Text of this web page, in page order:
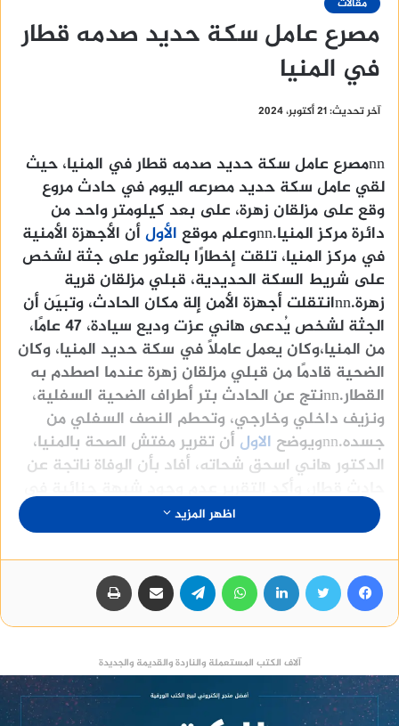
مقالات
مصرع عامل سكة حديد صدمه قطار
في المنيا
آخر تحديث: 21 أكتوبر، 2024
nnمصرع عامل سكة حديد صدمه قطار في المنيا، حيث
لقي عامل سكة حديد مصرعه اليوم في حادث مروع
وقع على مزلقان زهرة، على بعد كيلومتر واحد من
دائرة مركز المنيا.nnوعلم موقع
الأولأن الأجهزة الأمنية
في مركز المنيا، تلقت إخطارًا بالعثور على جثة لشخص
على شريط السكة الحديدية، قبلي مزلقان قرية
زهرة.nnانتقلت أجهزة الأمن إلة مكان الحادث، وتبيَن أن
الجثة لشخص يُدعى هاني عزت وديع سيادة، 47 عامًا،
من المنيا،وكان يعمل عاملًا في سكة حديد المنيا، وكان
الضحية قادمًا من قبلي مزلقان زهرة عندما اصطدم به
القطار.nnنتج عن الحادث بتر أطراف الضحية السفلية،
ونزيف داخلي وخارجي، وتحطم النصف السفلي من
جسده.nnويوضح
الاول أن تقرير مفتش الصحة بالمنيا،
الدكتور هاني اسحق شحاته، أفاد بأن الوفاة ناتجة عن
حادث قطار، وأكد التقرير عدم وجود شبهة جنائية في
الوفاة.nnوتحرر محضر بالواقعة، وتم نقل جثمان الضحية
إلى مشرحة مستشفى المنيا العام تحت تصرف النيابة
العامة.
الميراث
invictus aqua by paco rabanne
اظهر المزيد
آلاف الكتب المستعملة والناردة والقديمة والجديدة